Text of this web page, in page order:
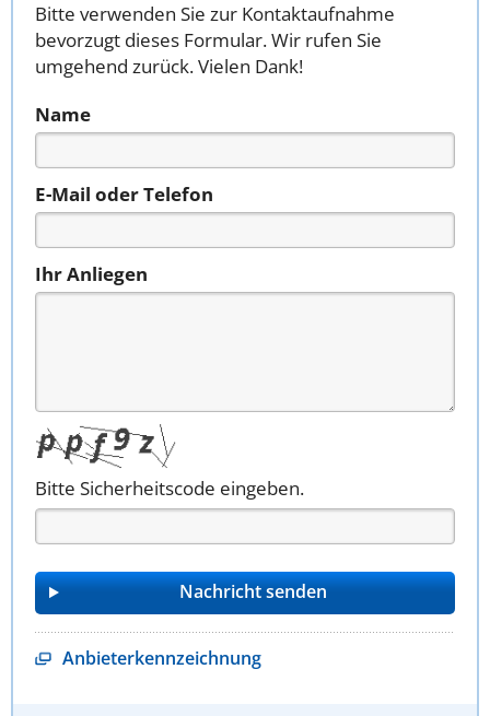
Bitte verwenden Sie zur Kontaktaufnahme
bevorzugt dieses Formular. Wir rufen Sie
umgehend zurück. Vielen Dank!
Name
E-Mail oder Telefon
Ihr Anliegen
Bitte Sicherheitscode eingeben.
Anbieterkennzeichnung